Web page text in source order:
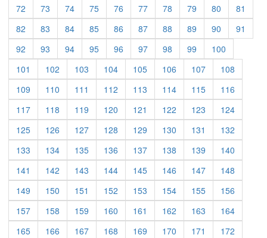
72
73 74 75 76 77 78 79 80
81
82
83 84 85 86 87 88 89 90
91
92
93 94 95 96 97 98 99
100
101
102 103 104 105 106 107
108
109
110 111 112 113 114 115
116
117
118 119 120 121 122 123
124
125
126 127 128 129 130 131
132
133
134 135 136 137 138 139
140
141
142 143 144 145 146 147
148
149
150 151 152 153 154 155
156
157
158 159 160 161 162 163
164
165
166 167 168 169 170 171
172